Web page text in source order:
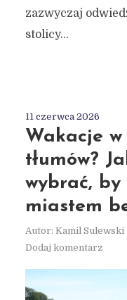
zazwyczaj
stolicy...
11 czerwca 2026
Wakacje
tłumów?
wybrać, by
miastem
Autor: Kamil Sulewski
Dodaj komentarz